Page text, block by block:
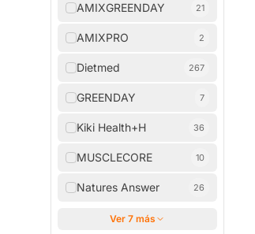
AMIXGREENDAY 21
AMIXPRO 2
Dietmed 267
GREENDAY 7
Kiki Health+H 36
MUSCLECORE 10
Natures Answer 26
Ver 7 más